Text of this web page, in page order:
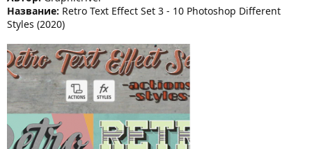
а
Название: Retro Text Effect Set 3 - 10 Photoshop Different
Styles (2020)